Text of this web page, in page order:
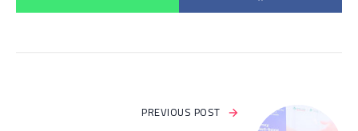
PREVIOUS POST